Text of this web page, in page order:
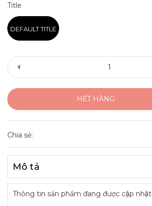
Title
DEFAULT TITLE
HẾT HÀNG
Chia sẻ:
Mô tả
Thông tin sản phẩm đang được cập nhật